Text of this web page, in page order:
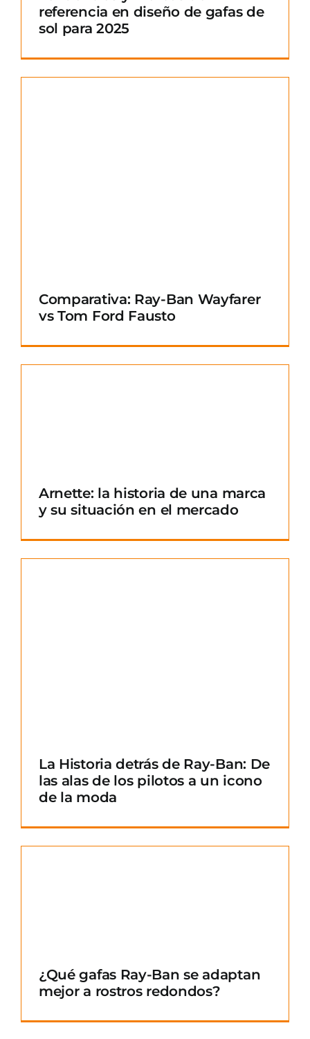
referencia en diseño de gafas de
sol para 2025
Comparativa: Ray-Ban Wayfarer
vs Tom Ford Fausto
Arnette: la historia de una marca
y su situación en el mercado
La Historia detrás de Ray-Ban: De
las alas de los pilotos a un icono
de la moda
¿Qué gafas Ray-Ban se adaptan
mejor a rostros redondos?